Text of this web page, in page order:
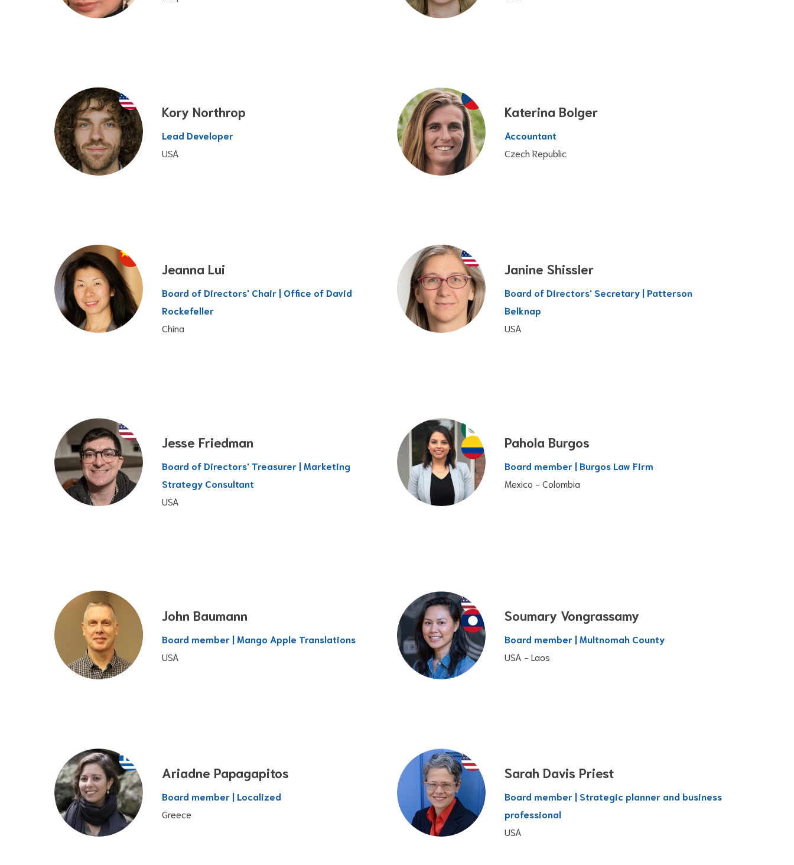
Kory Northrop
Lead Developer
USA
Katerina Bolger
Accountant
Czech Republic
Jeanna Lui
Board of Directors' Chair | Office of David
Rockefeller
China
Janine Shissler
Board of Directors' Secretary | Patterson
Belknap
USA
Jesse Friedman
Board of Directors' Treasurer | Marketing
Strategy Consultant
USA
Pahola Burgos
Board member | Burgos Law Firm
Mexico - Colombia
John Baumann
Board member | Mango Apple Translations
USA
Soumary Vongrassamy
Board member | Multnomah County
USA - Laos
Ariadne Papagapitos
Board member | Localized
Greece
Sarah Davis Priest
Board member | Strategic planner and business
professional
USA